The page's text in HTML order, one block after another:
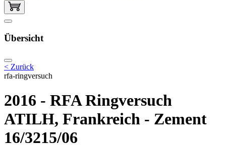
Übersicht
< Zurück
rfa-ringversuch
2016 - RFA Ringversuch
ATILH, Frankreich - Zement
16/3215/06